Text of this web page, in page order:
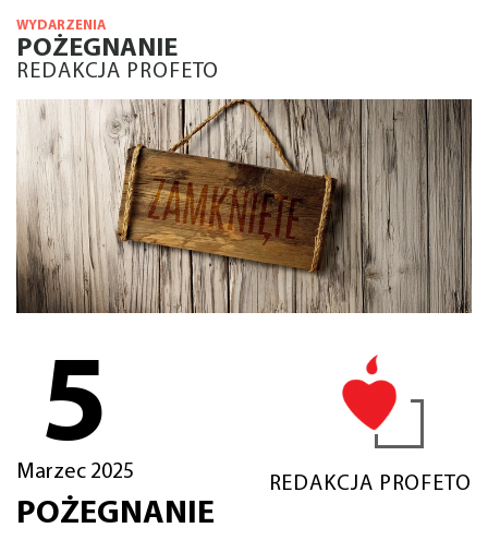
WYDARZENIA
POŻEGNANIE
REDAKCJA PROFETO
5
Marzec 2025
REDAKCJA PROFETO
POŻEGNANIE